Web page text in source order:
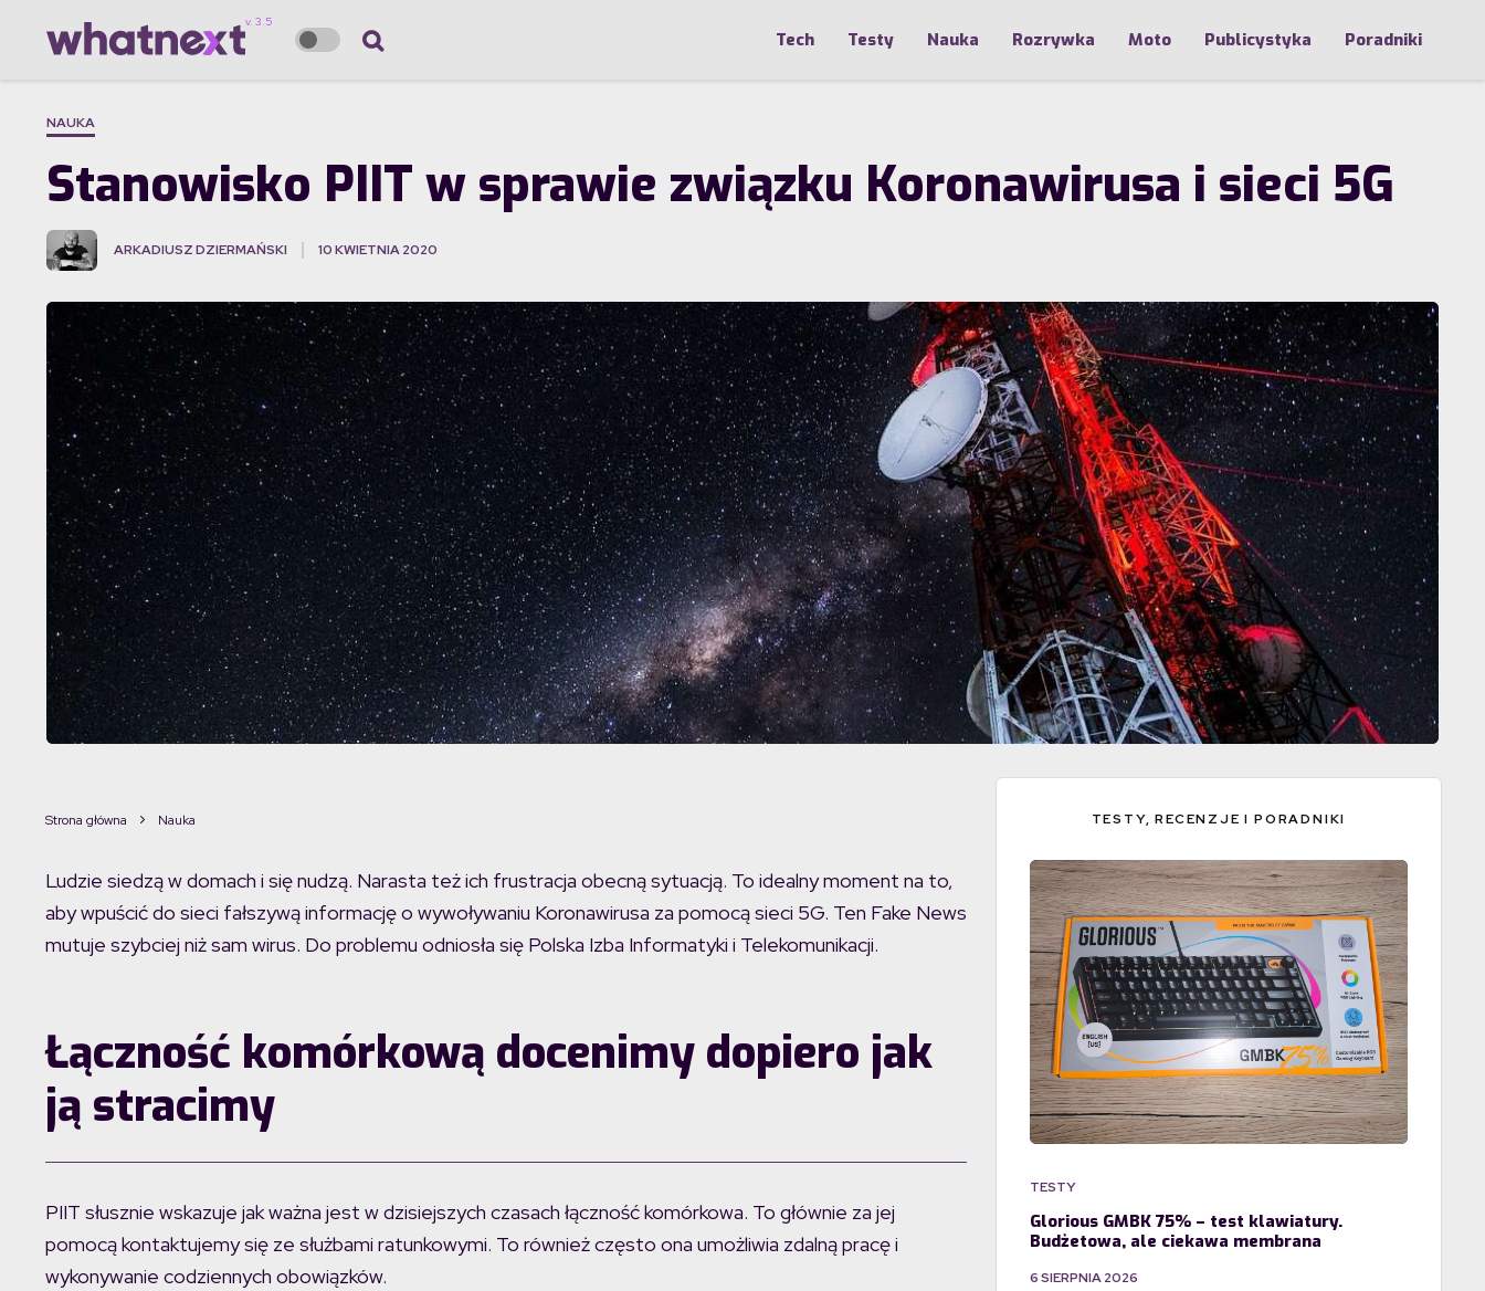
Tech Testy Nauka Rozrywka Moto Publicystyka Poradniki
NAUKA
Stanowisko PIIT w sprawie związku Koronawirusa i sieci 5G
ARKADIUSZ DZIERMAŃSKI 10 KWIETNIA 2020
Strona główna Nauka
Ludzie siedzą w domach i się nudzą. Narasta też ich frustracja obecną sytuacją. To idealny moment na to,
aby wpuścić do sieci fałszywą informację o wywoływaniu Koronawirusa za pomocą sieci 5G. Ten Fake News
mutuje szybciej niż sam wirus. Do problemu odniosła się Polska Izba Informatyki i Telekomunikacji.
Łączność komórkową docenimy dopiero jak
ją stracimy
PIIT słusznie wskazuje jak ważna jest w dzisiejszych czasach łączność komórkowa. To głównie za jej
pomocą kontaktujemy się ze służbami ratunkowymi. To również często ona umożliwia zdalną pracę i
wykonywanie codziennych obowiązków.
TESTY, RECENZJE I PORADNIKI
TESTY
Glorious GMBK 75% – test klawiatury.
Budżetowa, ale ciekawa membrana
6 SIERPNIA 2026